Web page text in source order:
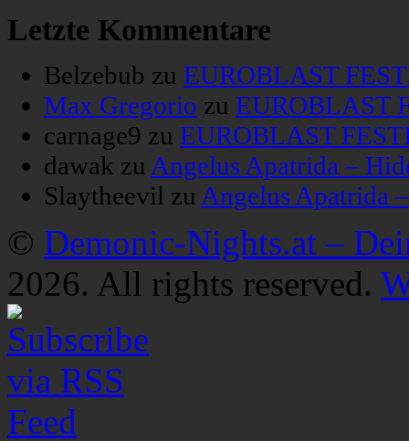
Letzte Kommentare
Belzebub zu EUROBLAST
Max Gregorio zu EUROBLAST
carnage9 zu EUROBLAST
dawak zu Angelus Apatrida –
Slaytheevil zu Angelus Apatrida
© Demonic-Nights.at –
2026. All rights reserved.